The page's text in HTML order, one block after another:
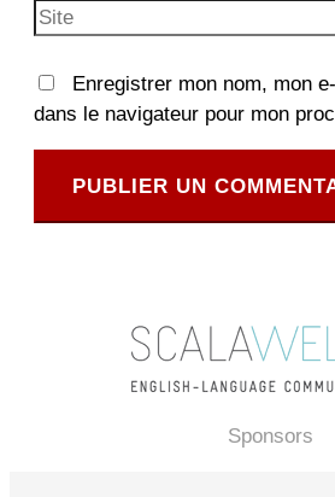
Site
Enregistrer mon nom, mon
dans le navigateur pour mon
Sponsors